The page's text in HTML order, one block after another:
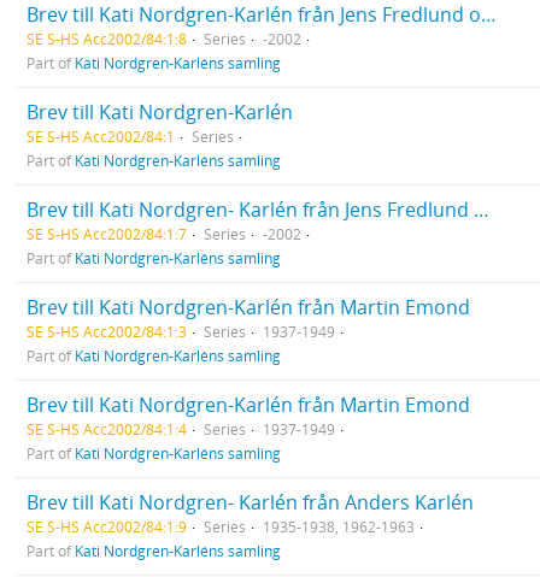
Brev till Kati Nordgren-Karlén från Jens Fredlund och Lykke Madsen
SE S-HS Acc2002/84:1:8 Series
-2002
Part ofKati Nordgren-Karléns samling
Brev till Kati Nordgren-Karlén
SE S-HS Acc2002/84:1
Series
Part ofKati Nordgren-Karléns samling
Brev till Kati Nordgren- Karlén från Jens Fredlund och Lykke Madsen
SE S-HS Acc2002/84:1:7 Series
-2002
Part ofKati Nordgren-Karléns samling
Brev till Kati Nordgren-Karlén från Martin Emond
SE S-HS Acc2002/84:1:3 Series
1937-1949
Part ofKati Nordgren-Karléns samling
Brev till Kati Nordgren-Karlén från Martin Emond
SE S-HS Acc2002/84:1:4 Series
1937-1949
Part ofKati Nordgren-Karléns samling
Brev till Kati Nordgren- Karlén från Anders Karlén
SE S-HS Acc2002/84:1:9 Series
1935-1938, 1962-1963
Part ofKati Nordgren-Karléns samling